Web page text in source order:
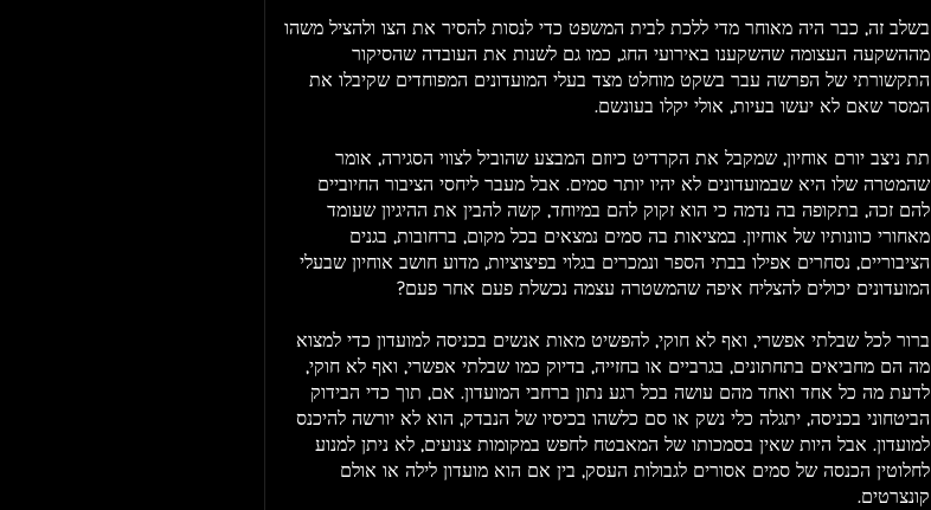
בשלב זה, כבר היה מאוחר מדי ללכת לבית המשפט כדי לנסות להסיר את הצו ולהציל משהו
מההשקעה העצומה שהשקענו באירועי החג, כמו גם לשנות את העובדה שהסיקור
התקשורתי של הפרשה עבר בשקט מוחלט מצד בעלי המועדונים המפוחדים שקיבלו את
המסר שאם לא יעשו בעיות, אולי יקלו בעונשם.
תת ניצב יורם אוחיון, שמקבל את הקרדיט כיוזם המבצע שהוביל לצווי הסגירה, אומר
שהמטרה שלו היא שבמועדונים לא יהיו יותר סמים. אבל מעבר ליחסי הציבור החיוביים
להם זכה, בתקופה בה נדמה כי הוא זקוק להם במיוחד, קשה להבין את ההיגיון שעומד
מאחורי כוונותיו של אוחיון. במציאות בה סמים נמצאים בכל מקום, ברחובות, בגנים
הציבוריים, נסחרים אפילו בבתי הספר ונמכרים בגלוי בפיצוציות, מדוע חושב אוחיון שבעלי
המועדונים יכולים להצליח איפה שהמשטרה עצמה נכשלת פעם אחר פעם?
ברור לכל שבלתי אפשרי, ואף לא חוקי, להפשיט מאות אנשים בכניסה למועדון כדי למצוא
מה הם מחביאים בתחתונים, בגרביים או בחזייה, בדיוק כמו שבלתי אפשרי, ואף לא חוקי,
לדעת מה כל אחד ואחד מהם עושה בכל רגע נתון ברחבי המועדון. אם, תוך כדי הבידוק
הביטחוני בכניסה, יתגלה כלי נשק או סם כלשהו בכיסיו של הנבדק, הוא לא יורשה להיכנס
למועדון. אבל היות שאין בסמכותו של המאבטח לחפש במקומות צנועים, לא ניתן למנוע
לחלוטין הכנסה של סמים אסורים לגבולות העסק, בין אם הוא מועדון לילה או אולם
קונצרטים.